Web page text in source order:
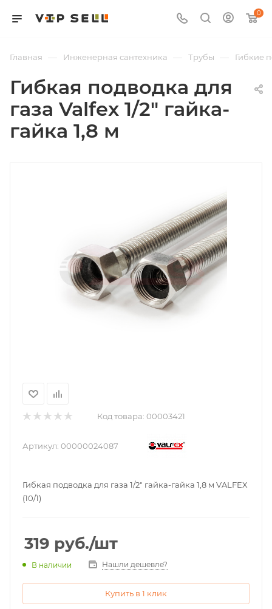
0
Главная — Инженерная сантехника — Трубы — Гибкие
Гибкая подводка для
газа Valfex 1/2" гайка-
гайка 1,8 м
Код товара: 00003421
Артикул: 00000024087
Гибкая подводка для газа 1/2" гайка-гайка 1,8 м VALFEX
(10/1)
319 руб./шт
В наличии Нашли дешевле?
Купить в 1 клик